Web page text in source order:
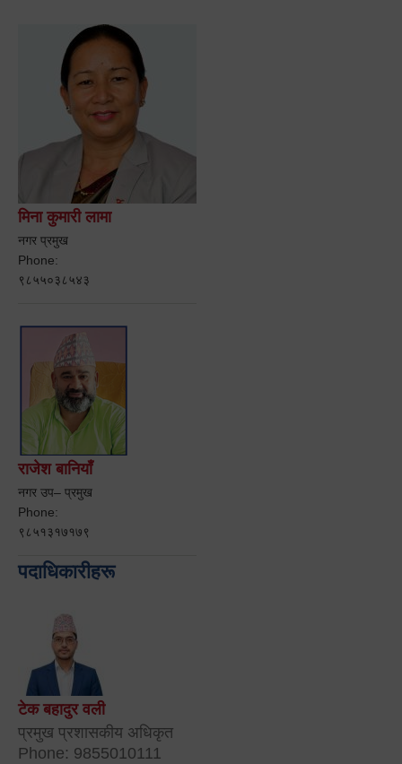
मिना कुमारी लामा
नगर प्रमुख
Phone:
९८५५०३८५४३
राजेश बानियाँ
नगर उप– प्रमुख
Phone:
९८५१३१७१७९
पदाधिकारीहरू
टेक बहादुर वली
प्रमुख प्रशासकीय अधिकृत
Phone: 9855010111